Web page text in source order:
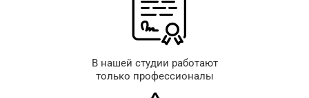
В нашей студии работают
только профессионалы